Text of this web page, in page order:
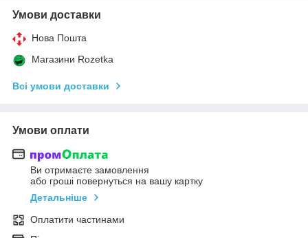
Умови доставки
Нова Пошта
Магазини Rozetka
Всі умови доставки
Умови оплати
Ви отримаєте замовлення
або гроші повернуться на вашу картку
Детальніше
Оплатити частинами